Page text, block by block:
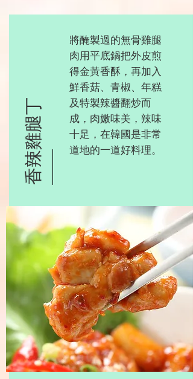
香辣雞腿丁
將醃製過的無骨雞腿
肉用平底鍋把外皮煎
得金黃香酥，再加入
鮮香菇、青椒、年糕
及特製辣醬翻炒而
成，肉嫩味美，辣味
十足，在韓國是非常
道地的一道好料理。